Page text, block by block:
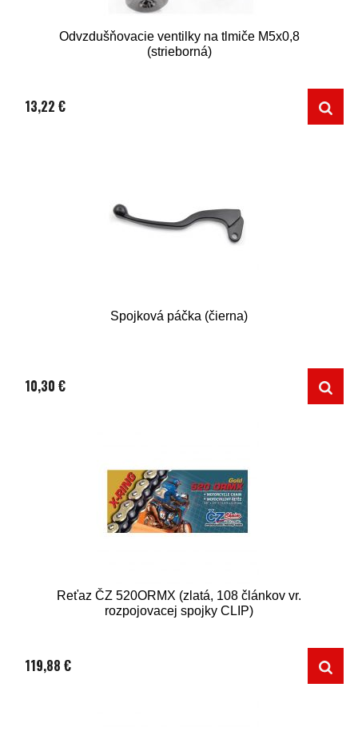
Odvzdušňovacie ventilky na tlmiče M5x0,8
(strieborná)
13,22 €
Spojková páčka (čierna)
10,30 €
Reťaz ČZ 520ORMX (zlatá, 108 článkov vr.
rozpojovacej spojky CLIP)
119,88 €